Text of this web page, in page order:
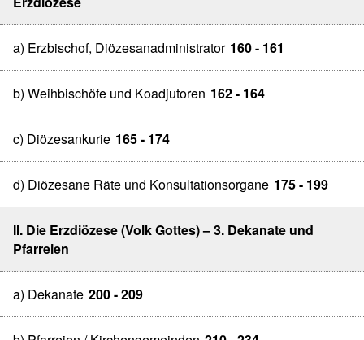
a) Erzbischof, Diözesanadministrator 160 - 161
b) Weihbischöfe und Koadjutoren 162 - 164
c) Diözesankurie 165 - 174
d) Diözesane Räte und Konsultationsorgane 175 - 199
II. Die Erzdiözese (Volk Gottes) – 3. Dekanate und
Pfarreien
a) Dekanate 200 - 209